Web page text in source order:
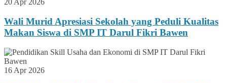
20 Apr 2026
Wali Murid Apresiasi Sekolah yang Peduli Kualitas
Makan Siswa di SMP IT Darul Fikri Bawen
16 Apr 2026